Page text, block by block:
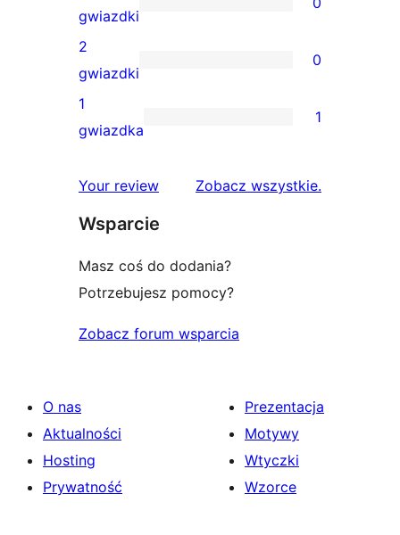
4-
gwiazdkowych
0
recenzji
3-
gwiazdkowych
gwiazdki
0
recenzji
2-
2
gwiazdki
0
1
1-
1
gwiazdka
1
Your review Zobacz wszystkierecenzje
.
Wsparcie
Masz coś do dodania?
Potrzebujesz pomocy?
Zobacz forum wsparcia
O nas
Aktualności
Hosting
Prywatność
Prezentacja
Motywy
Wtyczki
Wzorce